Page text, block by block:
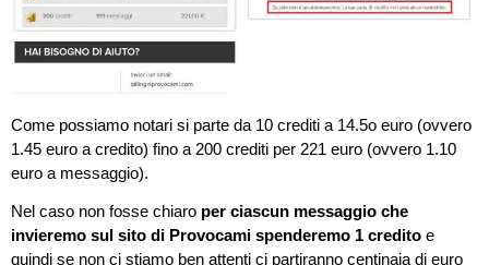
Come possiamo notari si parte da 10 crediti a 14.5o euro (ovvero
1.45 euro a credito) fino a 200 crediti per 221 euro (ovvero 1.10
euro a messaggio).
Nel caso non fosse chiaro per ciascun messaggio che
invieremo sul sito di Provocami spenderemo 1 credito e
quindi se non ci stiamo ben attenti ci partiranno centinaia di euro